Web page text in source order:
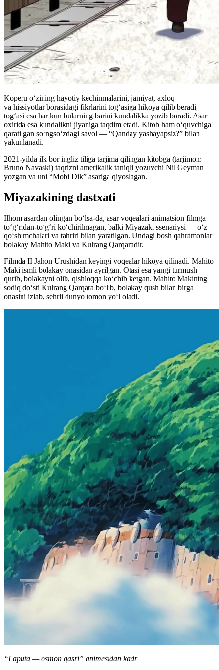
Koperu o‘zining hayotiy kechinmalarini, jamiyat, axloq
va hissiyotlar borasidagi fikrlarini tog‘asiga hikoya qilib beradi,
tog‘asi esa har kun bularning barini kundalikka yozib boradi. Asar
oxirida esa kundalikni jiyaniga taqdim etadi. Kitob ham o‘quvchiga
qaratilgan so‘ngso‘zdagi savol — “Qanday yashayapsiz?” bilan
yakunlanadi.
2021-yilda ilk bor ingliz tiliga tarjima qilingan kitobga (tarjimon:
Bruno Navaski) taqrizni amerikalik taniqli yozuvchi Nil Geyman
yozgan va uni “Mobi Dik” asariga qiyoslagan.
Miyazakining dastxati
Ilhom asardan olingan bo‘lsa-da, asar voqealari animatsion filmga
to‘g‘ridan-to‘g‘ri ko‘chirilmagan, balki Miyazaki ssenariysi — o‘z
qo‘shimchalari va tahriri bilan yaratilgan. Undagi bosh qahramonlar
bolakay Mahito Maki va Kulrang Qarqaradir.
Filmda II Jahon Urushidan keyingi voqealar hikoya qilinadi. Mahito
Maki ismli bolakay onasidan ayrilgan. Otasi esa yangi turmush
qurib, bolakayni olib, qishloqqa ko‘chib ketgan. Mahito Makining
sodiq do‘sti Kulrang Qarqara bo‘lib, bolakay qush bilan birga
onasini izlab, sehrli dunyo tomon yo‘l oladi.
“Laputa — osmon qasri” animesidan kadr